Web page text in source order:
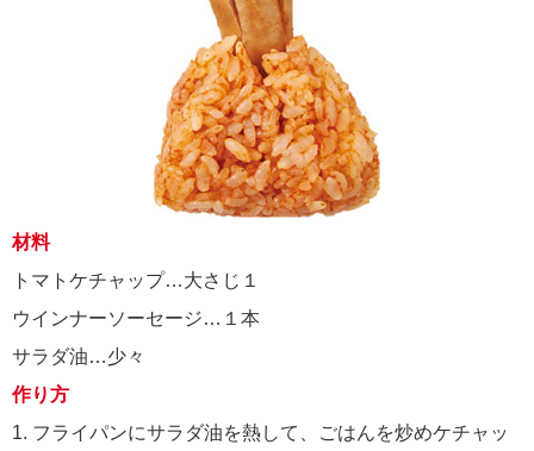
材料
トマトケチャップ…大さじ１
ウインナーソーセージ…１本
サラダ油…少々
作り方
1. フライパンにサラダ油を熱して、ごはんを炒めケチャッ